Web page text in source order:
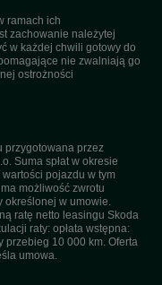
ramach ich
zachowanie należytej
w każdej chwili gotowy do
nie zwalniają go
ostrożności
przygotowana przez
Suma spłat w okresie
pojazdu w tym
możliwość zwrotu
określonej w umowie.
ratę netto leasingu Skoda
raty: opłata wstępna:
przebieg 10 000 km. Oferta
umowa.